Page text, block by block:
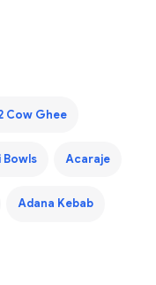
Cow Ghee
Bowls Acaraje
Adana Kebab